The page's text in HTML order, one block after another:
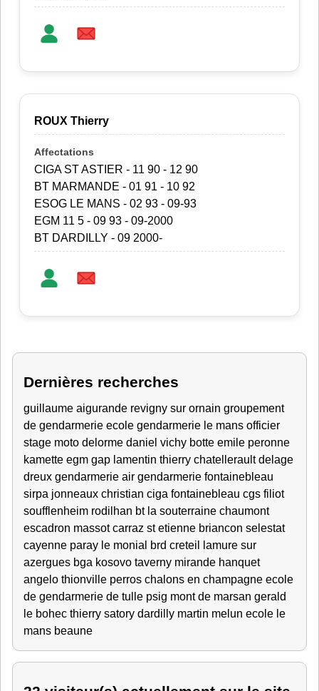
ROUX Thierry
CIGA ST ASTIER - 11 90 - 12 90
BT MARMANDE - 01 91 - 10 92
ESOG LE MANS - 02 93 - 09-93
EGM 11 5 - 09 93 - 09-2000
BT DARDILLY - 09 2000-
Dernières recherches
guillaume aigurande revigny sur ornain groupement
de gendarmerie ecole gendarmerie le mans officier
stage moto delorme daniel vichy botte emile peronne
kamette egm gap lamentin thierry chatellerault delage
dreux gendarmerie air gendarmerie fontainebleau
sirpa jonneaux christian ciga fontainebleau cgs filiot
soufflenheim rodilhan bt la souterraine chaumont
escadron massot carraz st etienne briancon selestat
cayenne paray le monial brd creteil
lamure sur
azergues bga kosovo taverny mirande hanquet
angelo thionville perros chalons en champagne ecole
de gendarmerie de tulle psig mont de marsan gerald
le bohec thierry satory dardilly martin melun ecole le
mans beaune